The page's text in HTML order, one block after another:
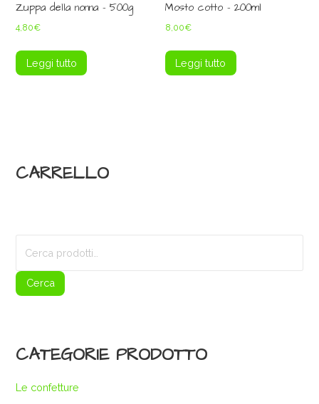
Zuppa della nonna – 500g
4,80€
Leggi tutto
Mosto cotto – 200ml
8,00€
Leggi tutto
CARRELLO
Cerca
CATEGORIE PRODOTTO
Le confetture